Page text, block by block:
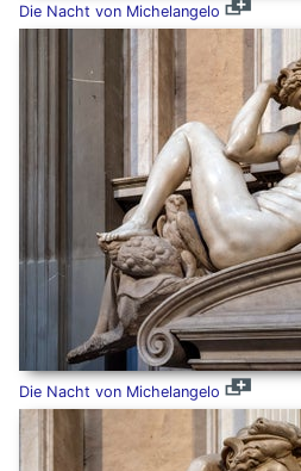
Die Nacht von Michelangelo
Die Nacht von Michelangelo